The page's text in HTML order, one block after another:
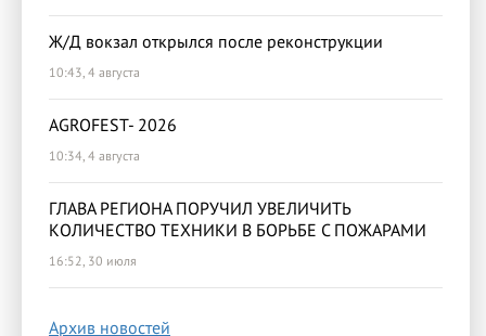
Ж/Д вокзал открылся после реконструкции
10:43, 4 августа
AGROFEST- 2026
10:34, 4 августа
ГЛАВА РЕГИОНА ПОРУЧИЛ УВЕЛИЧИТЬ
КОЛИЧЕСТВО ТЕХНИКИ В БОРЬБЕ С ПОЖАРАМИ
16:52, 30 июля
Архив новостей